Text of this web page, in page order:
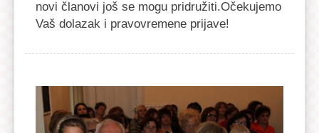
novi članovi još se mogu pridružiti.Očekujemo
Vaš dolazak i pravovremene prijave!